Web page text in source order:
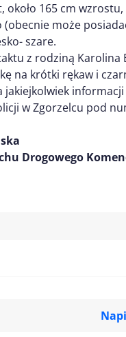
około 165 cm
może
szare.
z rodziną Karolina
na krótki rękaw i
jakiejkolwiek
w Zgorzelcu pod
Drogowego